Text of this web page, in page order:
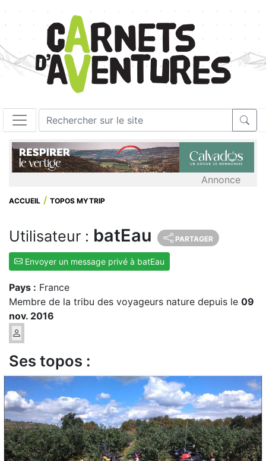
Annonce
ACCUEIL TOPOS MYTRIP
Utilisateur : batEau PARTAGER
Envoyer un message privé à batEau
Pays : France
Membre de la tribu des voyageurs nature depuis le 09
nov. 2016
Ses topos :